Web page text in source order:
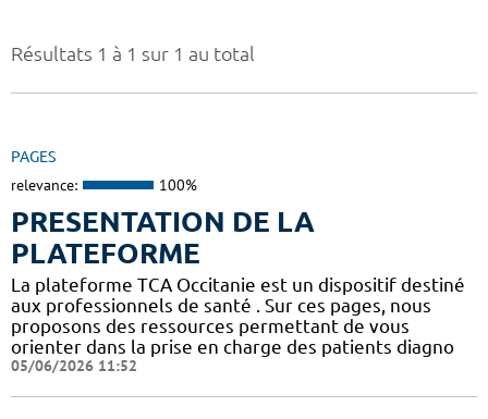
Résultats 1 à 1 sur 1 au total
PAGES
relevance: 100%
PRESENTATION DE LA
PLATEFORME
La plateforme TCA Occitanie est un dispositif destiné
aux professionnels de santé . Sur ces pages, nous
proposons des ressources permettant de vous
orienter dans la prise en charge des patients diagno
05/06/2026 11:52